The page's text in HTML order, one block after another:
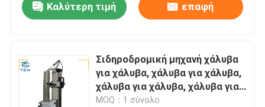
Καλύτερη τιμή επαφή
Σιδηροδρομική μηχανή χάλυβα
για χάλυβα, χάλυβα για χάλυβα,
χάλυβα για χάλυβα, χάλυβα για
χάλυβα, χάλυβα για χάλυβα,
MOQ：1 σύνολο